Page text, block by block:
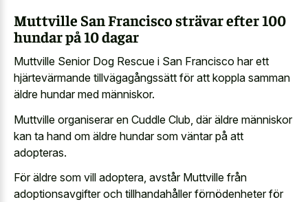
Muttville San Francisco strävar efter 100
hundar på 10 dagar
Muttville Senior Dog Rescue i San Francisco har ett
hjärtevärmande tillvägagångssätt för att koppla samman
äldre hundar med människor.
Muttville organiserar en Cuddle Club, där äldre människor
kan ta hand om äldre hundar som väntar på att
adopteras.
För äldre som vill adoptera, avstår Muttville från
adoptionsavgifter och tillhandahåller förnödenheter för